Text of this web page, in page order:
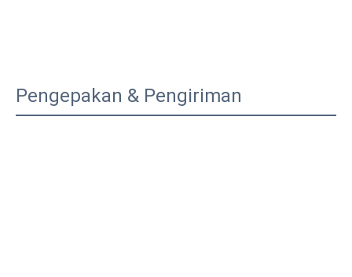
Pengepakan & Pengiriman